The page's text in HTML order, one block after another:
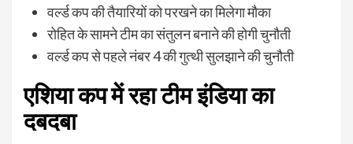
वर्ल्ड कप की तैयारियों को परखने का मिलेगा मौका
रोहित के सामने टीम का संतुलन बनाने की होगी चुनौती
वर्ल्ड कप से पहले नंबर 4 की गुत्थी सुलझाने की चुनौती
एशिया कप में रहा टीम इंडिया का
दबदबा